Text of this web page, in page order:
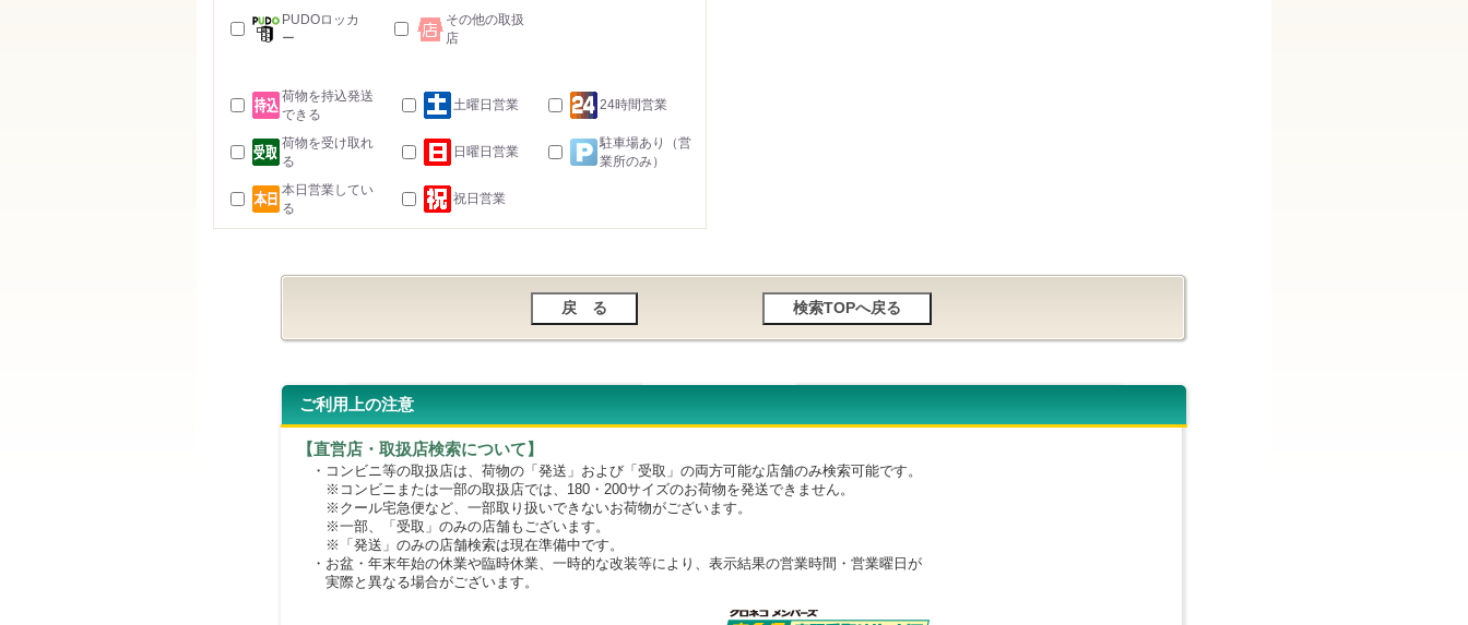
PUDOロッカ
ー
その他の取扱
店
荷物を持込発送
できる
土曜日営業 24時間営業
荷物を受け取れ
る
日曜日営業
駐車場あり（営
業所のみ）
本日営業してい
る
祝日営業
ご利用上の注意
【直営店・取扱店検索について】
・コンビニ等の取扱店は、荷物の「発送」および「受取」の両方可能な店舗のみ検索可能です。
※コンビニまたは一部の取扱店では、180・200サイズのお荷物を発送できません。
※クール宅急便など、一部取り扱いできないお荷物がございます。
※一部、「受取」のみの店舗もございます。
※「発送」のみの店舗検索は現在準備中です。
・お盆・年末年始の休業や臨時休業、一時的な改装等により、表示結果の営業時間・営業曜日が
実際と異なる場合がございます。